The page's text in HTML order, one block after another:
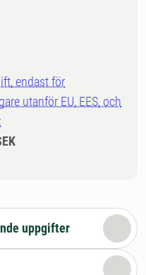
endast för
utanför EU, EES, och
uppgifter